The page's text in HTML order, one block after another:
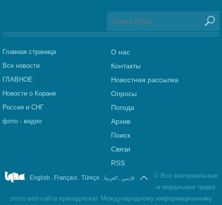
Главная страница
Все новости
ГЛАВНОЕ
Новости о Коране
Россия и СНГ
фото - видео
О нас
Контакты
Новостная рассылка
Опросы
Погода
Архив
Поиск
Связи
RSS
English . Français . Türkçe . العربیة . فارسی © Все материальные
и моральные права
этого веб-сайта принадлежат Международному информационному